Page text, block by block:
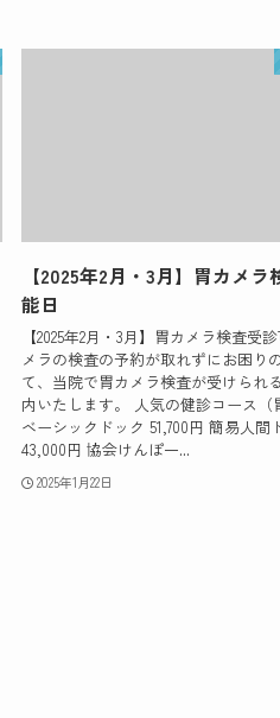
【2025年2月・3月】胃カメ
能日
【2025年2月・3月】胃カメラ検査受
メラの検査の予約が取れずにお困り
て、当院で胃カメラ検査が受けられ
内いたします。 人気の健診コース（
ベーシックドック 51,700円 簡易人間
43,000円 協会けんぽ一...
2025年1月22日